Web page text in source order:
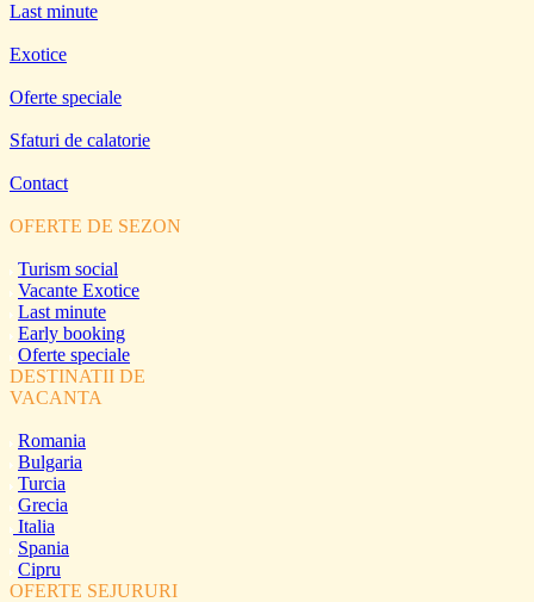
Last minute
Exotice
Oferte speciale
Sfaturi de calatorie
Contact
OFERTE DE SEZON
Turism social
Vacante Exotice
Last minute
Early booking
Oferte speciale
DESTINATII DE
VACANTA
Romania
Bulgaria
Turcia
Grecia
Italia
Spania
Cipru
OFERTE SEJURURI